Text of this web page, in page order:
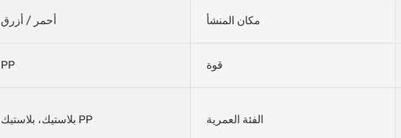
أحمر / أزرق مكان المنشأ
PP قوة
بلاستيك، بلاستيك PP الفئة العمرية